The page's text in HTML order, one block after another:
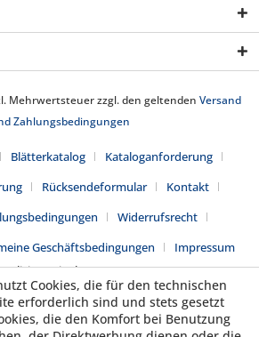
Mehrwertsteuer zzgl. den geltenden Versand
Zahlungsbedingungen
Blätterkatalog
Kataloganforderung
Rücksendeformular
Kontakt
Widerrufsrecht
Geschäftsbedingungen
Impressum
mit Shopware
Cookies, die für den technischen
erforderlich sind und stets gesetzt
die den Komfort bei Benutzung